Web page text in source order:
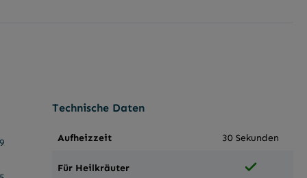
Technische Daten
Aufheizzeit 30 Sekunden
Für Heilkräuter